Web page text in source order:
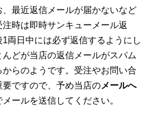
、最近返信メールが届かないなど
時は即時サンキューメール返
両日中には必ず返信するようにし
どが当店の返信メールがスパム
らのようです。受注やお問い合
ですので、予め当店のメールへ
ールを送信してください。